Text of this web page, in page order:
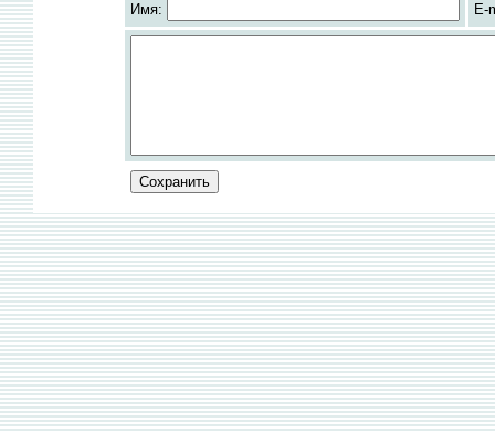
Имя: E-